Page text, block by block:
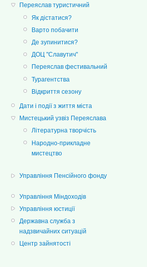
Переяслав туристичний
Як дістатися?
Варто побачити
Де зупинитися?
ДОЦ "Славутич"
Переяслав фестивальний
Турагентства
Відкриття сезону
Дати і події з життя міста
Мистецький узвіз Переяслава
Літературна творчість
Народно-прикладне
мистецтво
Управління Пенсійного фонду
Управління Міндоходів
Управління юстиції
Державна служба з
надзвичайних ситуацій
Центр зайнятості